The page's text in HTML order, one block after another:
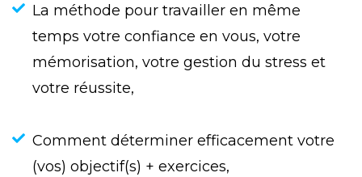
La méthode pour travailler en même
temps votre confiance en vous, votre
mémorisation, votre gestion du stress et
votre réussite,
Comment déterminer efficacement votre
(vos) objectif(s) + exercices,